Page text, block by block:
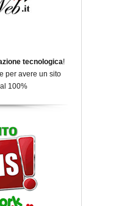
tecnologica!
per avere un sito
100%